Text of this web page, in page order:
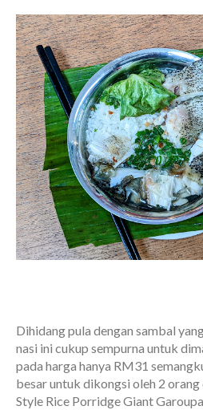
Dihidang pula dengan sambal
nasi ini cukup sempurna untuk
pada harga hanya RM31
besar untuk dikongsi oleh 2 orang
Style Rice Porridge Giant